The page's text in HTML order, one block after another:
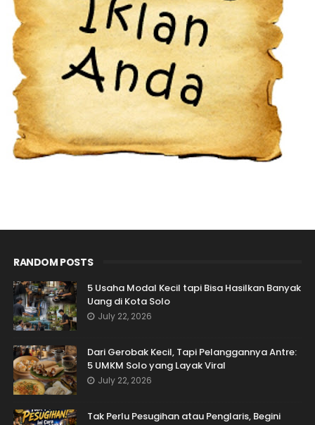
RANDOM POSTS
5 Usaha Modal Kecil tapi Bisa Hasilkan Banyak
Uang di Kota Solo
July 22, 2026
Dari Gerobak Kecil, Tapi Pelanggannya Antre:
5 UMKM Solo yang Layak Viral
July 22, 2026
Tak Perlu Pesugihan atau Penglaris, Begini